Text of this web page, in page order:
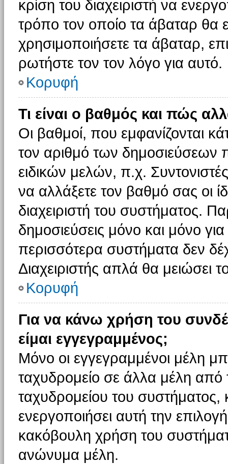
κρίση του διαχειριστή να
τρόπο τον οποίο τα άβαταρ θα
χρησιμοποιήσετε τα άβαταρ,
ρωτήστε τον τον λόγο για αυτό.
Κορυφή
Τι είναι ο βαθμός και πώς
Οι βαθμοί, που εμφανίζονται
τον αριθμό των δημοσιεύσεων
ειδικών μελών, π.χ.
να αλλάξετε τον βαθμό σας οι
διαχειριστή του συστήματος.
δημοσιεύσεις μόνο και μόνο
περισσότερα συστήματα δεν
Διαχειριστής απλά θα μειώσει
Κορυφή
Για να κάνω χρήση του
είμαι εγγεγραμμένος;
Μόνο οι εγγεγραμμένοι μέλη
ταχυδρομείο σε άλλα μέλη
ταχυδρομείου του συστήματος,
ενεργοποιήσει αυτή την
κακόβουλη χρήση του
ανώνυμα μέλη.